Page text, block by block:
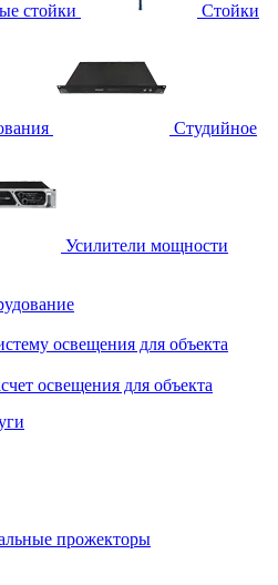
стойки Стойки
Студийное
Усилители мощности
освещения для объекта
освещения для объекта
прожекторы